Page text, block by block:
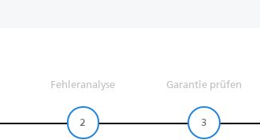
Fehleranalyse
2
Garantie prüfen
3